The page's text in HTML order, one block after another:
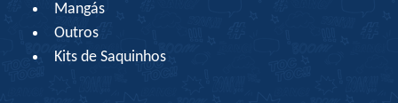
Mangás
Outros
Kits de Saquinhos